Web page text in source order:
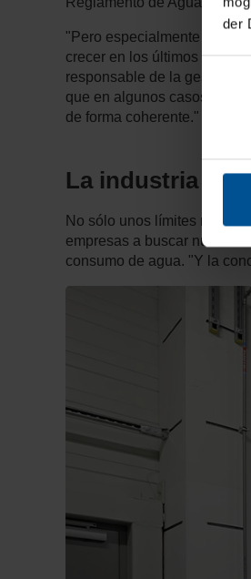
der
"Pero especialmente en
crecer en los últimos años,
responsable de la gestión
que en algunos casos se
de forma coherente." Como
La industria
No sólo unos límites más
empresas a buscar nuevas
consumo de agua. "Y la